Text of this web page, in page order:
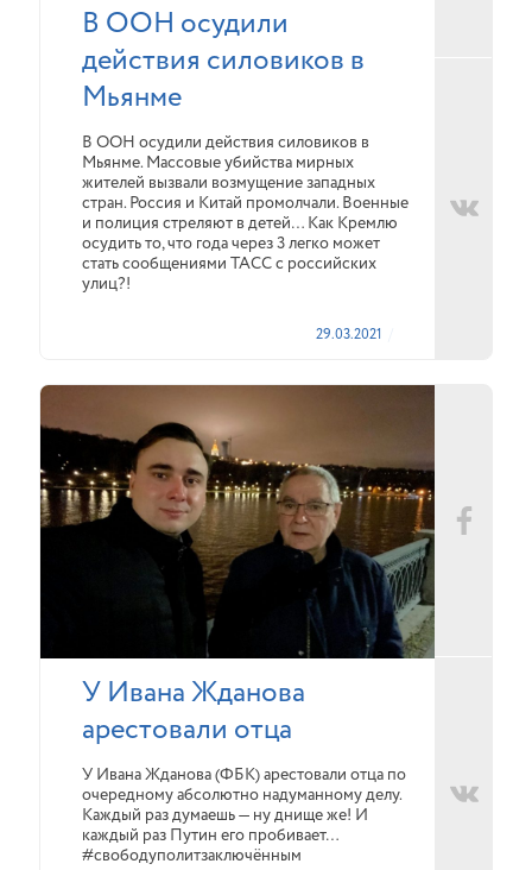
В ООН осудили
действия силовиков в
Мьянме
В ООН осудили действия силовиков в
Мьянме. Массовые убийства мирных
жителей вызвали возмущение западных
стран. Россия и Китай промолчали. Военные
и полиция стреляют в детей… Как Кремлю
осудить то, что года через 3 легко может
стать сообщениями ТАСС с российских
улиц?!
29.03.2021
У Ивана Жданова
арестовали отца
У Ивана Жданова (ФБК) арестовали отца по
очередному абсолютно надуманному делу.
Каждый раз думаешь — ну днище же! И
каждый раз Путин его пробивает…
#свободуполитзаключённым